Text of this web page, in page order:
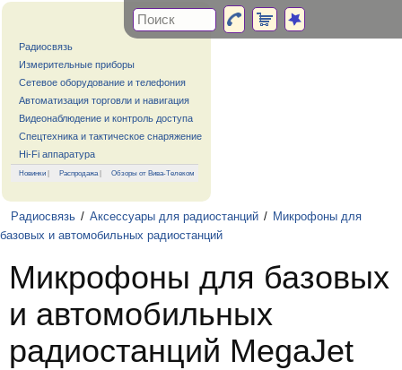
Радиосвязь
Измерительные приборы
Сетевое оборудование и телефония
Автоматизация торговли и навигация
Видеонаблюдение и контроль доступа
Спецтехника и тактическое снаряжение
Hi-Fi аппаратура
Новинки | Распродажа| Обзоры от Вива-Телеком
Радиосвязь / Аксессуары для радиостанций / Микрофоны для
базовых и автомобильных радиостанций
Микрофоны для базовых
и автомобильных
радиостанций MegaJet